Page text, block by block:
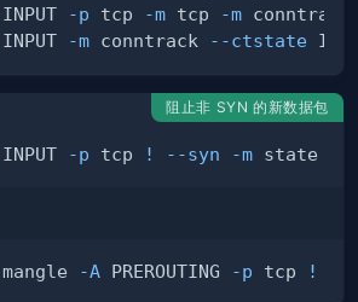
INPUT -p tcp -m tcp -m
INPUT -m conntrack --ctstate
阻止非 SYN 的新数据包
INPUT -p tcp ! --syn -m state
mangle -A PREROUTING -p tcp !